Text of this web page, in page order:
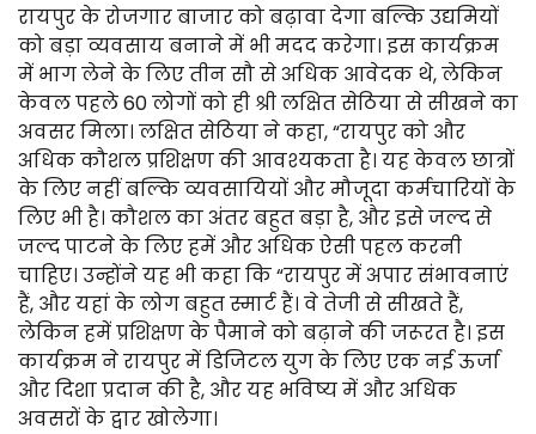
रायपुर के रोजगार बाजार को बढ़ावा देगा बल्कि उद्यमियों
को बड़ा व्यवसाय बनाने में भी मदद करेगा। इस कार्यक्रम
में भाग लेने के लिए तीन सौ से अधिक आवेदक थे, लेकिन
केवल पहले 60 लोगों को ही श्री लक्षित सेठिया से सीखने का
अवसर मिला। लक्षित सेठिया ने कहा, “रायपुर को और
अधिक कौशल प्रशिक्षण की आवश्यकता है। यह केवल छात्रों
के लिए नहीं बल्कि व्यवसायियों और मौजूदा कर्मचारियों के
लिए भी है। कौशल का अंतर बहुत बड़ा है, और इसे जल्द से
जल्द पाटने के लिए हमें और अधिक ऐसी पहल करनी
चाहिए। उन्होंने यह भी कहा कि “रायपुर में अपार संभावनाएं
हैं, और यहां के लोग बहुत स्मार्ट हैं। वे तेजी से सीखते हैं,
लेकिन हमें प्रशिक्षण के पैमाने को बढ़ाने की जरूरत है। इस
कार्यक्रम ने रायपुर में डिजिटल युग के लिए एक नई ऊर्जा
और दिशा प्रदान की है, और यह भविष्य में और अधिक
अवसरों के द्वार खोलेगा।